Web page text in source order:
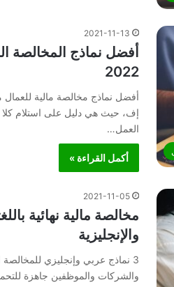
2021-11-13
أفضل نماذج المخالصة
2022
أفضل نماذج مخالصة مالية
إف، حيث هي دليل على استلام
العمل…
أكمل القراءة »
2021-11-05
مخالصة مالية نهائية
والإنجليزية
3 نماذج عربي وإنجليزي للمخالصة
والشركات والموظفين جاهزة